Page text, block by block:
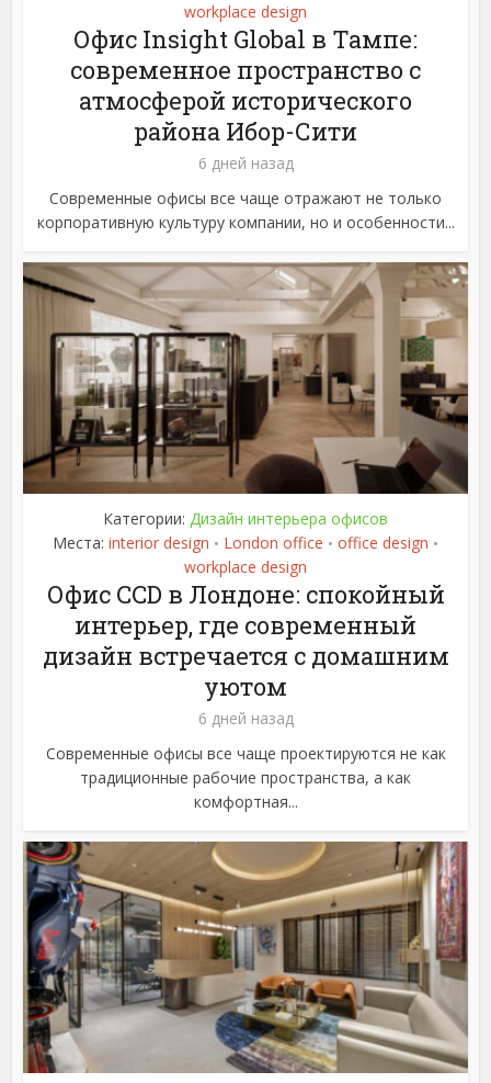
workplace design
Офис Insight Global в Тампе:
современное пространство с
атмосферой исторического
района Ибор-Сити
6 дней назад
Современные офисы все чаще отражают не только
корпоративную культуру компании, но и особенности...
Категории: Дизайн интерьера офисов
Места: interior design • London office • office design •
workplace design
Офис CCD в Лондоне: спокойный
интерьер, где современный
дизайн встречается с домашним
уютом
6 дней назад
Современные офисы все чаще проектируются не как
традиционные рабочие пространства, а как
комфортная...